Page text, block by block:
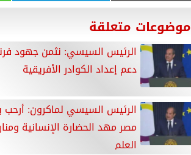
موضوعات متعلقة
الرئيس السيسي: نثمن جهود
دعم إعداد الكوادر الأفريقية
الرئيس السيسي لماكرون:
مصر مهد الحضارة الإنسانية
العلم